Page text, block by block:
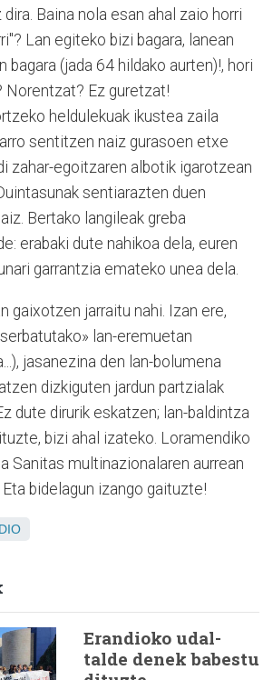
Baina nola esan ahal zaio horri
Lan egiteko bizi bagara, lanean
bagara (jada 64 hildako aurten)!, hori
Norentzat? Ez guretzat!
heldulekuak ikustea zaila
sentitzen naiz gurasoen etxe
zahar-egoitzaren albotik igarotzean
sentiarazten duen
Bertako langileak greba
erabaki dute nahikoa dela, euren
garrantzia emateko unea dela.
gaixotzen jarraitu nahi. Izan ere,
lan-eremuetan
jasanezina den lan-bolumena
dizkiguten jardun partzialak
dute dirurik eskatzen; lan-baldintza
bizi ahal izateko. Loramendiko
Sanitas multinazionalaren aurrean
bidelagun izango gaituzte!
Erandioko udal-
talde denek babestu